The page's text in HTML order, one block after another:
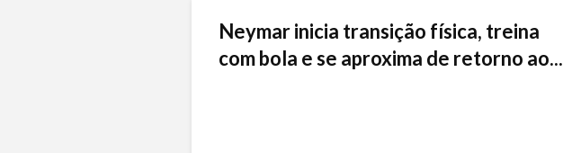
Neymar inicia transição física, treina
com bola e se aproxima de retorno ao...